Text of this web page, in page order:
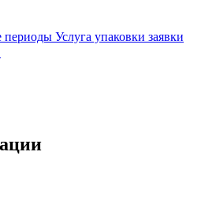
периоды Услуга упаковки заявки